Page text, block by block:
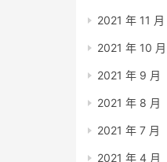
2021 年 11 月
2021 年 10 月
2021 年 9 月
2021 年 8 月
2021 年 7 月
2021 年 4 月